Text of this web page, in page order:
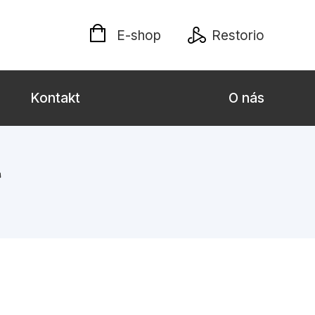
E-shop Restorio
Kontakt O nás